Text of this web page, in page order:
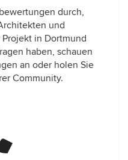
durch,
und
in Dortmund
haben, schauen
an oder holen Sie
Community.